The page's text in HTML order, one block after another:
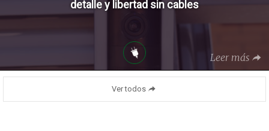
detalle y libertad sin cables
Leer más
Ver todos